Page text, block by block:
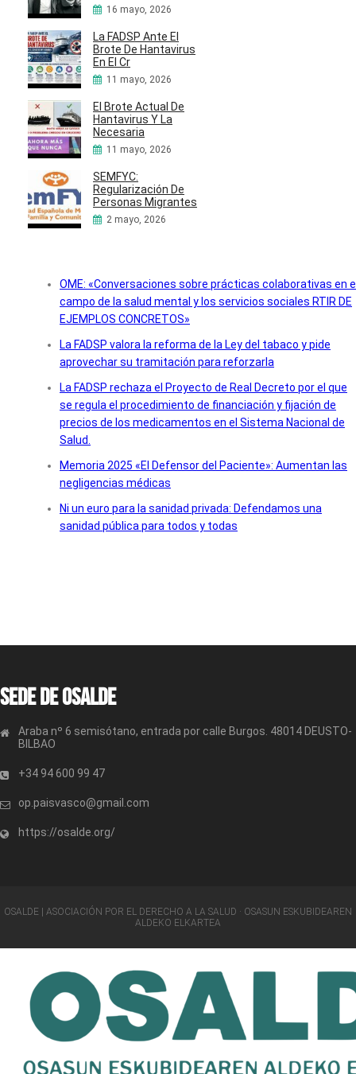
16 mayo, 2026
La FADSP Ante El
Brote De Hantavirus
En El Cr
11 mayo, 2026
El Brote Actual De
Hantavirus Y La
Necesaria
11 mayo, 2026
SEMFYC:
Regularización De
Personas Migrantes
2 mayo, 2026
OME: «Conversaciones sobre prácticas colaborativas en
campo de la salud mental y los servicios sociales RTIR DE
EJEMPLOS CONCRETOS»
La FADSP valora la reforma de la Ley del tabaco y pide
aprovechar su tramitación para reforzarla
La FADSP rechaza el Proyecto de Real Decreto por el que
se regula el procedimiento de financiación y fijación de
precios de los medicamentos en el Sistema Nacional de
Salud.
Memoria 2025 «El Defensor del Paciente»: Aumentan las
negligencias médicas
Ni un euro para la sanidad privada: Defendamos una
sanidad pública para todos y todas
Sede de OSALDE
Araba nº 6 semisótano, entrada por calle Burgos. 48014 DEUSTO-
BILBAO
+34 94 600 99 47
op.paisvasco@gmail.com
https://osalde.org/
OSALDE | ASOCIACIÓN POR EL DERECHO A LA SALUD · OSASUN ESKUBIDEAREN
ALDEKO ELKARTEA